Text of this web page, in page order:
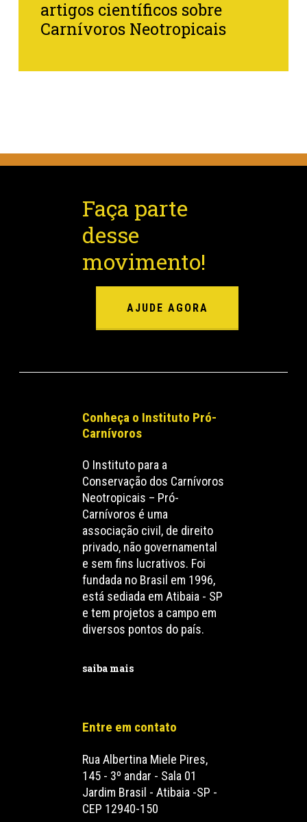
artigos científicos sobre
Carnívoros Neotropicais
Faça parte
desse
movimento!
AJUDE AGORA
Conheça o Instituto Pró-
Carnívoros
O Instituto para a
Conservação dos Carnívoros
Neotropicais – Pró-
Carnívoros é uma
associação civil, de direito
privado, não governamental
e sem fins lucrativos. Foi
fundada no Brasil em 1996,
está sediada em Atibaia - SP
e tem projetos a campo em
diversos pontos do país.
saiba mais
Entre em contato
Rua Albertina Miele Pires,
145 - 3º andar - Sala 01
Jardim Brasil - Atibaia -SP -
CEP 12940-150